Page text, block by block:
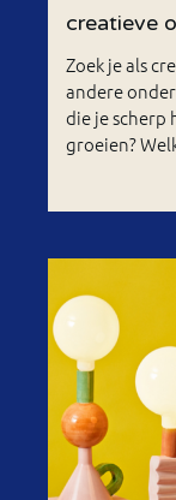
creatieve
Zoek je als
andere
die je scherp
groeien?